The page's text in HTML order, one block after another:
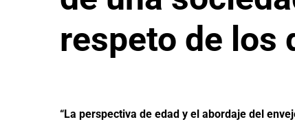
respeto de los
“La perspectiva de edad y el abordaje del